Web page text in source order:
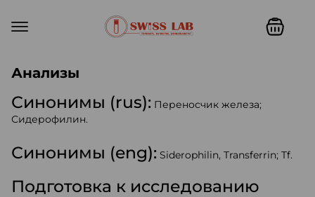
Анализы
Синонимы (rus): Переносчик железа;
Сидерофилин.
Синонимы (eng): Siderophilin, Transferrin; Tf.
Подготовка к исследованию